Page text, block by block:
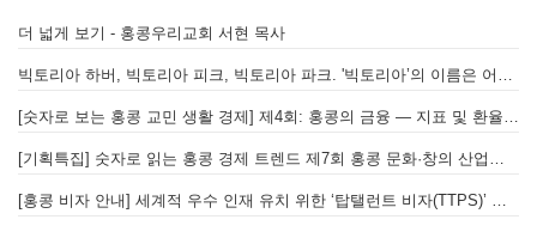
더 넓게 보기 - 홍콩우리교회 서현 목사
빅토리아 하버, 빅토리아 피크, 빅토리아 파크. '빅토리아’의 이름은 어떻게 온 걸까? - [이승권 원장의 생활칼럼]
[숫자로 보는 홍콩 교민 생활 경제] 제4회: 홍콩의 금융 — 지표 및 환율, MPF 운영 현황
[기획특집] 숫자로 읽는 홍콩 경제 트렌드 제7회 홍콩 문화·창의 산업의 구조와 분야별 동향
[홍콩 비자 안내] 세계적 우수 인재 유치 위한 ‘탑탤런트 비자(TTPS)’ 주요 요건